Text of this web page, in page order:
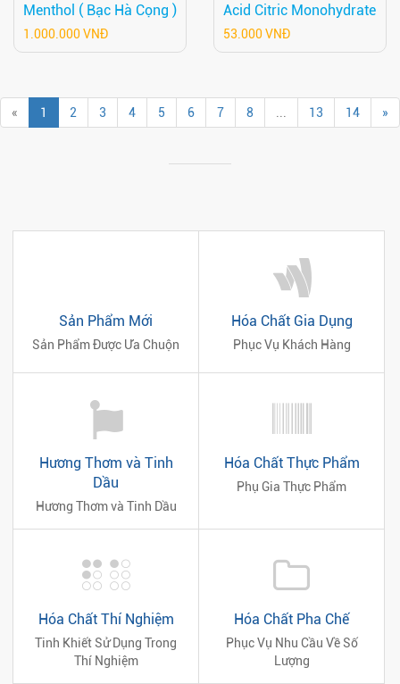
Menthol ( Bạc Hà Cọng )
1.000.000 VNĐ
Acid Citric Monohydrate
53.000 VNĐ
« 1 2 3 4 5 6 7 8 13 14 »
Sản Phẩm Mới
Sản Phẩm Được Ưa Chuộn
Hóa Chất Gia Dụng
Phục Vụ Khách Hàng
Hương Thơm và Tinh
Dầu
Hương Thơm và Tinh Dầu
Hóa Chất Thực Phẩm
Phụ Gia Thực Phẩm
Hóa Chất Thí Nghiệm
Tinh Khiết Sử Dụng Trong
Thí Nghiệm
Hóa Chất Pha Chế
Phục Vụ Nhu Cầu Về Số
Lượng